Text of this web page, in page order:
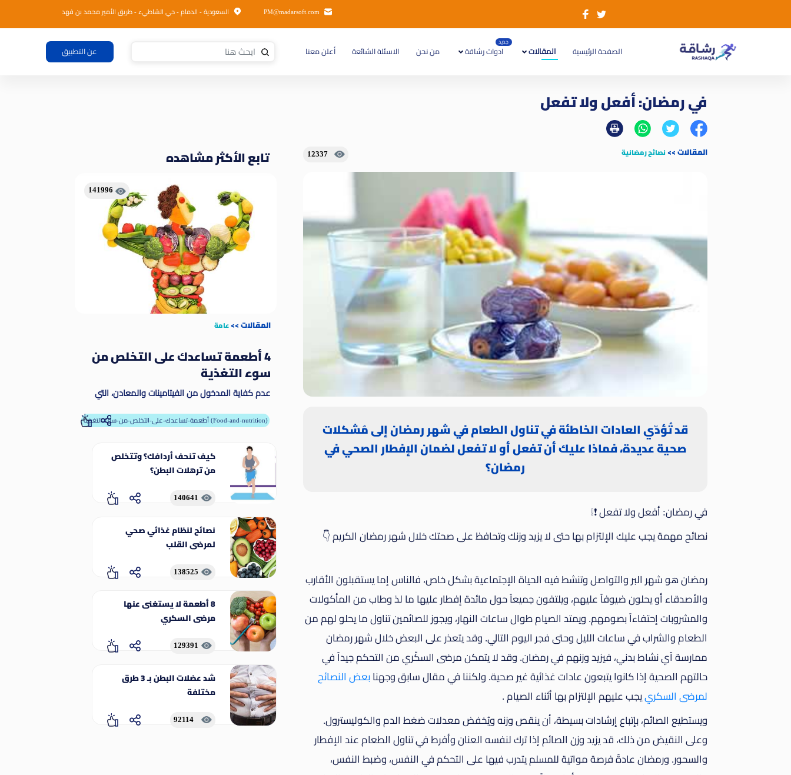
PM@madarsoft.com السعودية - الدمام - حي الشاطيء - طريق الأمير محمد بن فهد
الصفحة الرئيسية
(current) المقالات
جديد
ادوات رشاقة من نحن الاسئلة الشائعة أعلن معنا عن التطبيق
في رمضان: أفعل ولا تفعل
المقالات>>نصائح رمضانية 12337
قد تُؤدّي العادات الخاطئة في تناول الطعام في شهر رمضان إلى مُشكلات
صحية عديدة، فماذا عليك أن تفعل أو لا تفعل لضمان الإفطار الصحي في
رمضان؟
في رمضان: أفعل ولا تفعل ❗❕
نصائح مهمة يجب عليك الإلتزام بها حتى لا يزيد وزنك وتحافظ على صحتك خلال شهر رمضان الكريم 👇
رمضان هو شهر البر والتواصل وتنشط فيه الحياة الإجتماعية بشكل خاص، فالناس إما يستقبلون الأقارب
والأصدقاء أو يحلون ضيوفاً عليهم، ويلتفون جميعاً حول مائدة إفطار عليها ما لذ وطاب من المأكولات
والمشروبات إحتفاءاً بصومهم. ويمتد الصيام طوال ساعات النهار، ويجوز للصائمين تناول ما يحلو لهم من
الطعام والشراب في ساعات الليل وحتى فجر اليوم التالي. وقد يتعذر على البعض خلال شهر رمضان
ممارسة آي نشاط بدني، فيزيد وزنهم في رمضان. وقد لا يتمكن مرضى السكّري من التحكم جيداً في
حالتهم الصحية إذا كانوا يتبعون عادات غذائية غير صحية. ولكننا في مقال سابق وجهنا بعض النصائح
لمرضى السكري يجب عليهم الإلتزام بها أثناء الصيام .
ويستطيع الصائم، بإتباع إرشادات بسيطة، أن ينقص وزنه ويُخفض معدلات ضغط الدم والكوليسترول.
وعلى النقيض من ذلك، قد يزيد وزن الصائم إذا ترك لنفسه العنان وأفرط في تناول الطعام عند الإفطار
والسحور. ورمضان عادةً فرصة مواتية للمسلم يتدرب فيها على التحكم في النفس، وضبط النفس،
تابع الأكثر مشاهده
141996
المقالات>>عامة
4 أطعمة تساعدك على التخلص من
سوء التغذية
عدم كفاية المدخول من الفيتامينات والمعادن، التي
المغذيات الدقيقة الجسم من إنتاج الإنزيمات والهرمونات
وغيرها من المواد اللازمة للنمو والنماء على نحو ملائم
أطعمة-تساعدك-على-التخلص-من-سوء-التغذية (Food-and-nutrition)
كيف تنحف أردافك؟ وتتخلص
من ترهلات البطن؟
140641
نصائح لنظام غذائي صحي
لمرضى القلب
138525
8 أطعمة لا يستغنى عنها
مرضى السكري
129391
شد عضلات البطن بـ 3 طرق
مختلفة
92114